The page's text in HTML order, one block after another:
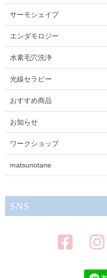
サーモシェイプ
エンダモロジー
水素毛穴洗浄
光線セラピー
おすすめ商品
お知らせ
ワークショップ
matsunotane
SNS